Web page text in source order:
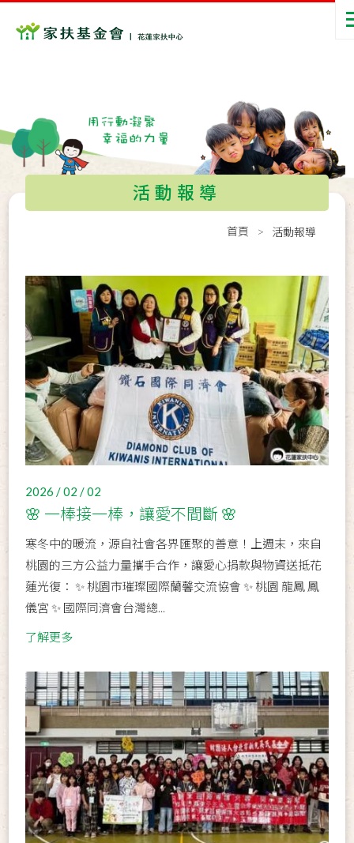
活動報導
首頁 活動報導
2026 / 02 / 02
🌸 一棒接一棒，讓愛不間斷 🌸
寒冬中的暖流，源自社會各界匯聚的善意！上週末，來自
桃園的三方公益力量攜手合作，讓愛心捐款與物資送抵花
蓮光復： ✨ 桃園市璀璨國際蘭馨交流協會 ✨ 桃園 龍鳳 鳳
儀宮 ✨ 國際同濟會台灣總...
了解更多